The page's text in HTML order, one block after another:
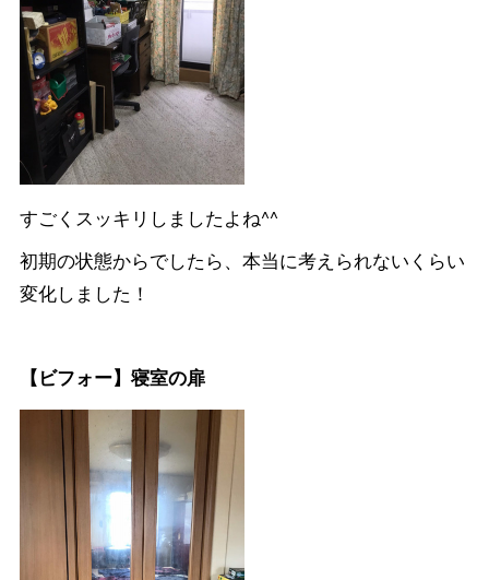
すごくスッキリしましたよね^^
初期の状態からでしたら、本当に考えられないくらい
変化しました！
【ビフォー】寝室の扉